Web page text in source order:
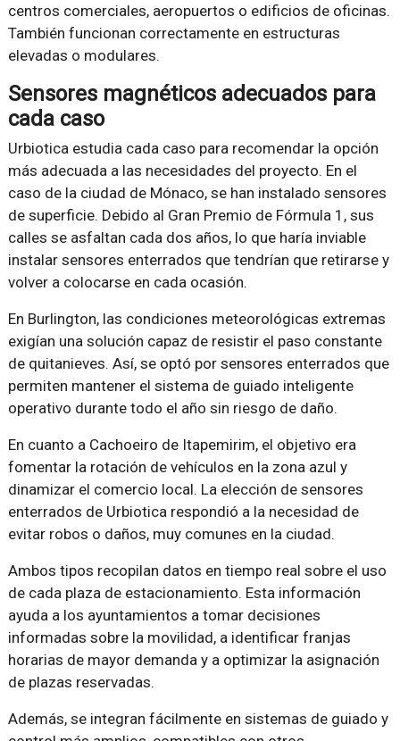
centros comerciales, aeropuertos o edificios de oficinas.
También funcionan correctamente en estructuras
elevadas o modulares.
Sensores magnéticos adecuados para
cada caso
Urbiotica estudia cada caso para recomendar la opción
más adecuada a las necesidades del proyecto. En el
caso de la ciudad de Mónaco, se han instalado sensores
de superficie. Debido al Gran Premio de Fórmula 1, sus
calles se asfaltan cada dos años, lo que haría inviable
instalar sensores enterrados que tendrían que retirarse y
volver a colocarse en cada ocasión.
En Burlington, las condiciones meteorológicas extremas
exigían una solución capaz de resistir el paso constante
de quitanieves. Así, se optó por sensores enterrados que
permiten mantener el sistema de guiado inteligente
operativo durante todo el año sin riesgo de daño.
En cuanto a Cachoeiro de Itapemirim, el objetivo era
fomentar la rotación de vehículos en la zona azul y
dinamizar el comercio local. La elección de sensores
enterrados de Urbiotica respondió a la necesidad de
evitar robos o daños, muy comunes en la ciudad.
Ambos tipos recopilan datos en tiempo real sobre el uso
de cada plaza de estacionamiento. Esta información
ayuda a los ayuntamientos a tomar decisiones
informadas sobre la movilidad, a identificar franjas
horarias de mayor demanda y a optimizar la asignación
de plazas reservadas.
Además, se integran fácilmente en sistemas de guiado y